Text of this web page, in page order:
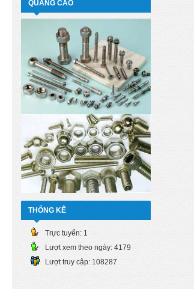
QUẢNG CÁO
THỐNG KÊ
Trực tuyến: 1
Lượt xem theo ngày: 4179
Lượt truy cập: 108287